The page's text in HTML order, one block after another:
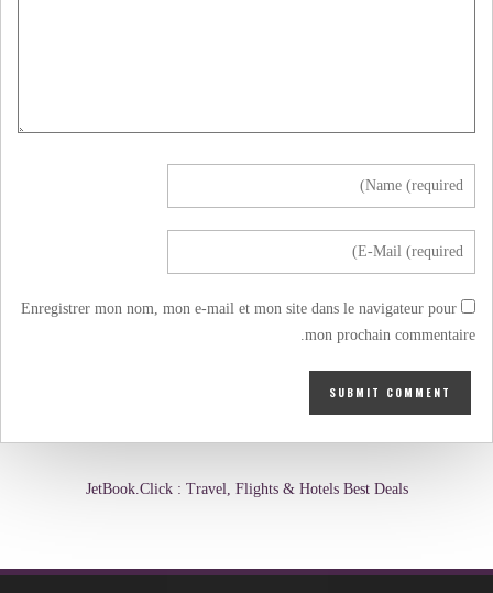
Enregistrer mon nom, mon e-mail et mon site dans le navigateur pour
mon prochain commentaire.
JetBook.Click : Travel, Flights & Hotels Best Deals